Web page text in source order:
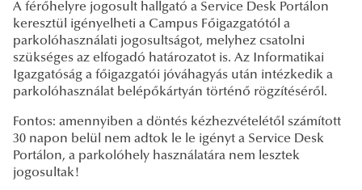
A férőhelyre jogosult hallgató a Service Desk Portálon
keresztül igényelheti a Campus Főigazgatótól a
parkolóhasználati jogosultságot, melyhez csatolni
szükséges az elfogadó határozatot is. Az Informatikai
Igazgatóság a főigazgatói jóváhagyás után intézkedik a
parkolóhasználat belépőkártyán történő rögzítéséről.
Fontos: amennyiben a döntés kézhezvételétől számított
30 napon belül nem adtok le le igényt a Service Desk
Portálon, a parkolóhely használatára nem lesztek
jogosultak!